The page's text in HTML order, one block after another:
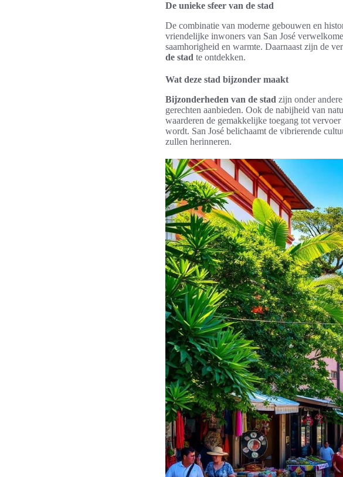
De unieke sfeer van de stad
De combinatie van moderne gebouwen en
vriendelijke inwoners van San José
saamhorigheid en warmte. Daarnaast zijn de
de stad te ontdekken.
Wat deze stad bijzonder maakt
Bijzonderheden van de stad zijn onder
gerechten aanbieden. Ook de nabijheid van
waarderen de gemakkelijke toegang tot
wordt. San José belichaamt de vibrierende
zullen herinneren.